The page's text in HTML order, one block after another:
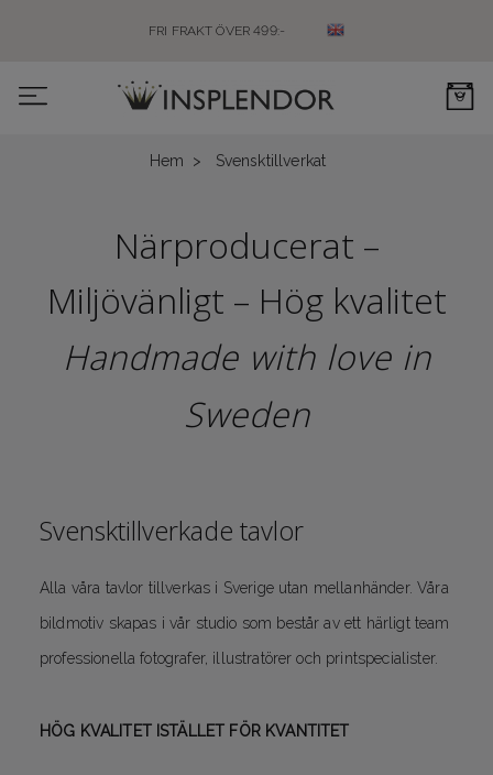
FRI FRAKT ÖVER 499:-
0
Hem Svensktillverkat
Närproducerat –
Miljövänligt – Hög kvalitet
Handmade with love in
Sweden
Svensktillverkade tavlor
Alla våra tavlor tillverkas i Sverige utan mellanhänder. Våra
bildmotiv skapas i vår studio som består av ett härligt team
professionella fotografer, illustratörer och printspecialister.
HÖG KVALITET ISTÄLLET FÖR KVANTITET